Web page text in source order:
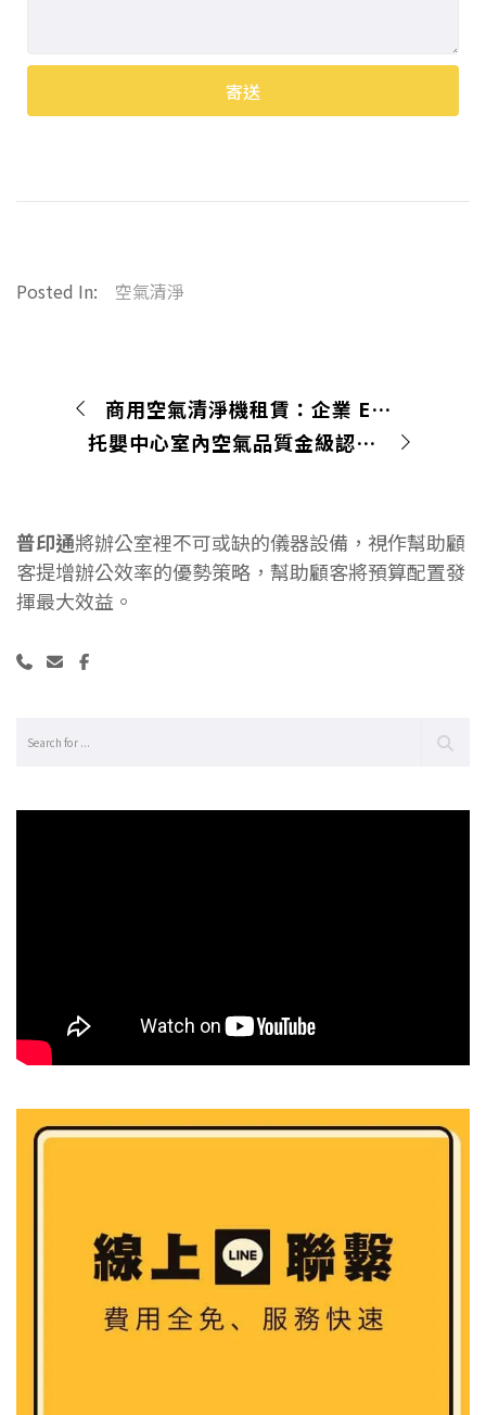
寄送
Posted In: 空氣清淨
商用空氣清淨機租賃：企業 ESG 投資的聰明起手式
托嬰中心室內空氣品質金級認證：申請標準、流程與補助全攻略
普印通將辦公室裡不可或缺的儀器設備，視作幫助顧
客提增辦公效率的優勢策略，幫助顧客將預算配置發
揮最大效益。